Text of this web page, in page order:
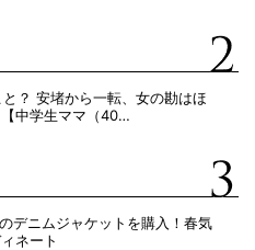
？ 安堵から一転、女の勘はほ
中学生ママ（40…
デニムジャケットを購入！春気
ネート